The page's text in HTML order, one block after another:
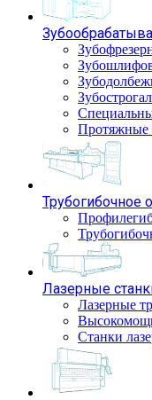
Протяжные
Трубогибочное
Лазерные
Лазерные
Станки